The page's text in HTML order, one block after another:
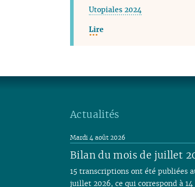
Utopiales 2024
Lire
Actualités
Bilan du mois de juillet
Mardi 4 août 2026
15 transcriptions ont été publiées
juillet 2026, ce qui correspond à